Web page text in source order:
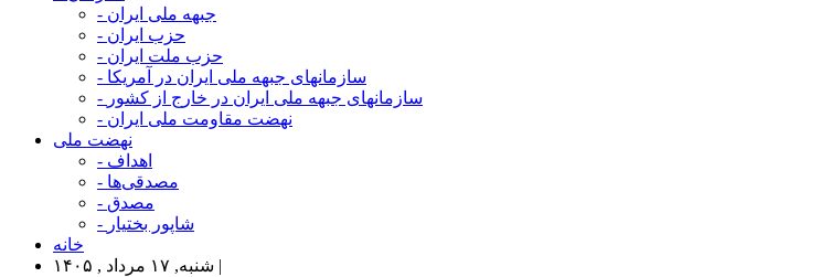
- جبهه ملی ایران
- حزب ایران
- حزب ملت ایران
- سازمانهای جبهه ملی ایران در آمریکا
- سازمانهای جبهه ملی ایران در خارج از کشور
- نهضت مقاومت ملی ایران
نهضت ملی
- اهداف
- مصدقی‌ها
- مصدق
- شاپور بختیار
خانه
شنبه, ۱۷ مرداد , ۱۴۰۵ |